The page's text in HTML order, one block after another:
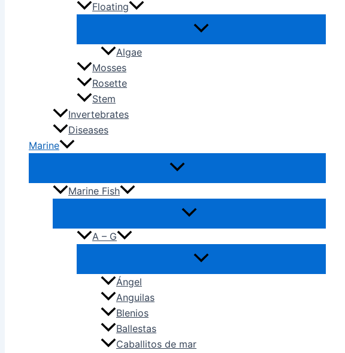
Floating
Algae
Mosses
Rosette
Stem
Invertebrates
Diseases
Marine
Marine Fish
A – G
Ángel
Anguilas
Blenios
Ballestas
Caballitos de mar